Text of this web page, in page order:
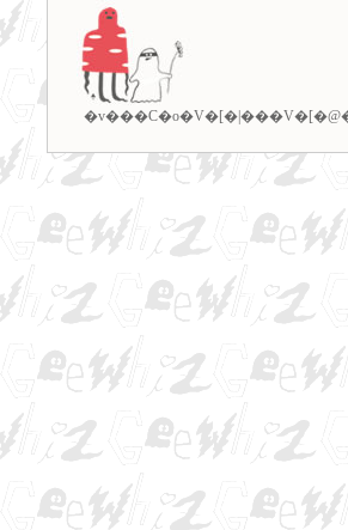
�v���C�o�V�[�|���V�[